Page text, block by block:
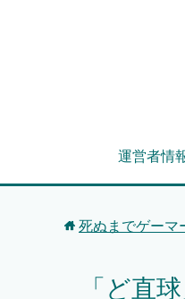
運営者情
死ぬまでゲーマ
「ど直